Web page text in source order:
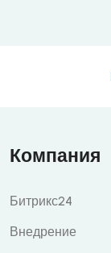
Компания
Битрикс24
Внедрение